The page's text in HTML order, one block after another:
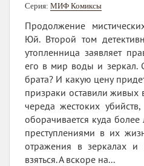
Серия: МИФ Комиксы
Продолжение
Юй. Второй том
утопленница заявляет
его в мир воды и зеркал.
брата? И какую цену
призраки оставили живых
череда жестоких
оборачивается куда
преступлениями в их
отражения в зеркалах и
взяться. А вскоре на...